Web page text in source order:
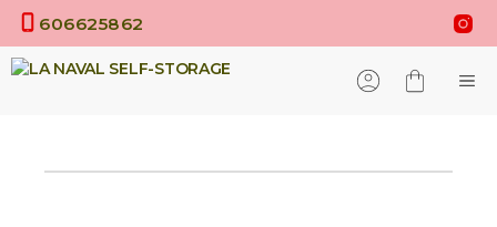
Saltar
contenido
606625862